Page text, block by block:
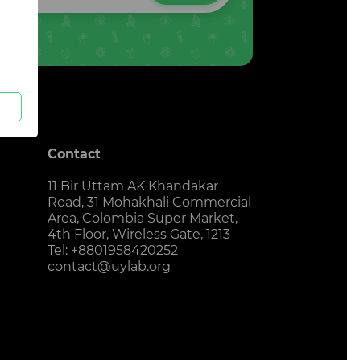
Contact
11 Bir Uttam AK Khandakar
Road, 31 Mohakhali Commercial
Area, Colombia Super Market,
4th Floor, Wireless Gate, 1213
Tel: +8801958420252
contact@uylab.org